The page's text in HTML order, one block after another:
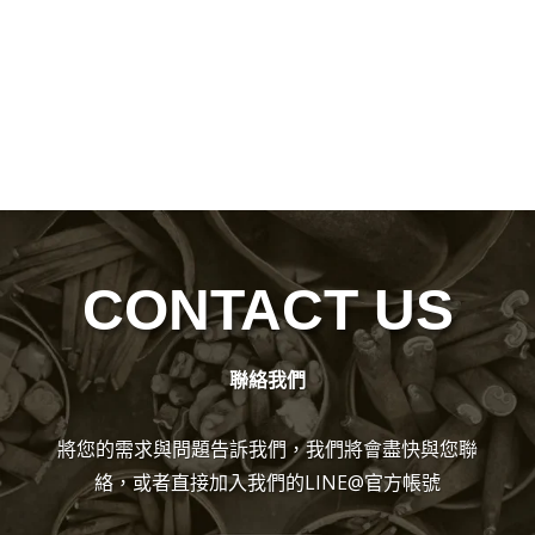
CONTACT US
聯絡我們
將您的需求與問題告訴我們，我們將會盡快與您聯
絡，或者直接加入我們的LINE@官方帳號